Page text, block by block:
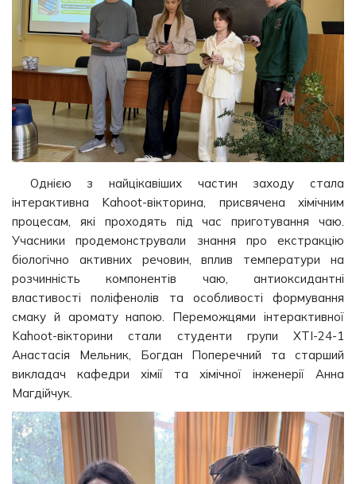
Однією з найцікавіших частин заходу стала
інтерактивна Kahoot-вікторина, присвячена хімічним
процесам, які проходять під час приготування чаю.
Учасники продемонстрували знання про екстракцію
біологічно активних речовин, вплив температури на
розчинність компонентів чаю, антиоксидантні
властивості поліфенолів та особливості формування
смаку й аромату напою. Переможцями інтерактивної
Kahoot-вікторини стали студенти групи ХТІ-24-1
Анастасія Мельник, Богдан Поперечний та старший
викладач кафедри хімії та хімічної інженерії Анна
Магдійчук.